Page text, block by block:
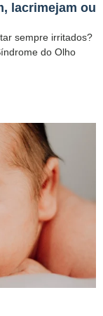
lacrimejam ou
sempre irritados?
do Olho